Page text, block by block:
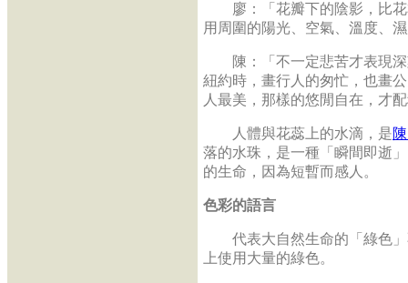
廖：「花瓣下的陰影，比花
用周圍的陽光、空氣、溫度、
陳：「不一定悲苦才表現深
紐約時，畫行人的匆忙，也畫
人最美，那樣的悠閒自在，才
人體與花蕊上的水滴，是
落的水珠，是一種「瞬間即逝
的生命，因為短暫而感人。
色彩的語言
代表大自然生命的「綠色」
上使用大量的綠色。